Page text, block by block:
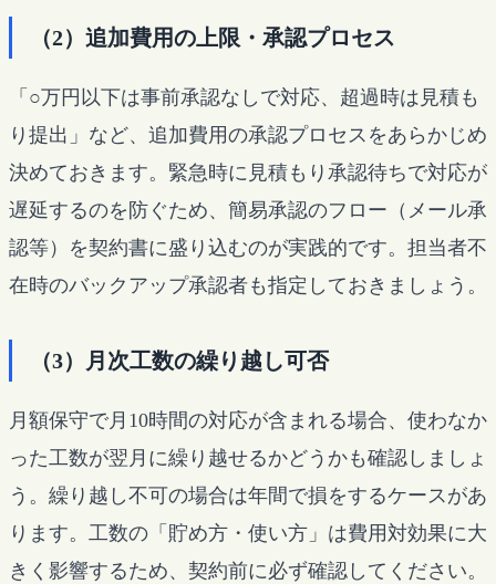
（2）追加費用の上限・承認プロセス
「○万円以下は事前承認なしで対応、超過時は見積も
り提出」など、追加費用の承認プロセスをあらかじめ
決めておきます。緊急時に見積もり承認待ちで対応が
遅延するのを防ぐため、簡易承認のフロー（メール承
認等）を契約書に盛り込むのが実践的です。担当者不
在時のバックアップ承認者も指定しておきましょう。
（3）月次工数の繰り越し可否
月額保守で月10時間の対応が含まれる場合、使わなか
った工数が翌月に繰り越せるかどうかも確認しましょ
う。繰り越し不可の場合は年間で損をするケースがあ
ります。工数の「貯め方・使い方」は費用対効果に大
きく影響するため、契約前に必ず確認してください。